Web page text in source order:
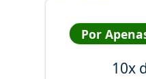
Por
10x